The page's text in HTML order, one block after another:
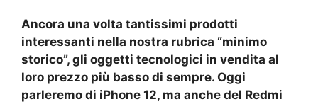
Ancora una volta tantissimi prodotti
interessanti nella nostra rubrica “minimo
storico”, gli oggetti tecnologici in vendita al
loro prezzo più basso di sempre. Oggi
parleremo di iPhone 12, ma anche del Redmi